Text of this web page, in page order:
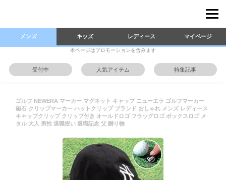
メンズ キッズ レディース マイページ
本ページはプロモーションを含みます
受付中 人気アイテム 特集記事
ゴルフ NEWERA マーカー マグネット キャップ ニューエラ ゴルフマーカー
磁石 クリップマーカー ハットクリップ ブランド おしゃれ メンズ レディース
キャップクリップ クリップ付き オールドロゴ フラッグロゴ ボックスロゴ メ
タル 大人 男性 退職祝い 退職記念 父 贈り物